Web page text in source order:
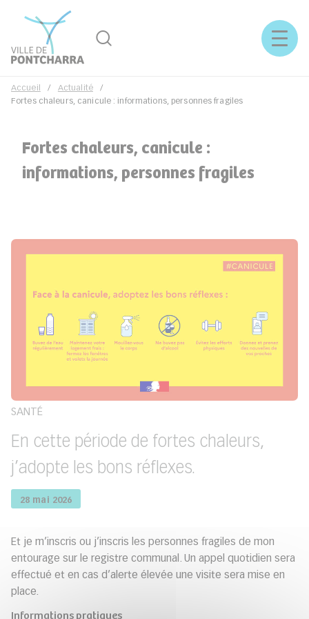
Menu
Rechercher
Accueil
Actualité
Fortes chaleurs, canicule : informations, personnes fragiles
Fortes chaleurs, canicule :
informations, personnes fragiles
SANTÉ
En cette période de fortes chaleurs,
j’adopte les bons réflexes.
28 mai 2026
Et je m’inscris ou j’inscris les personnes fragiles de mon
entourage sur le registre communal. Un appel quotidien sera
effectué et en cas d’alerte élevée une visite sera mise en
place.
Informations pratiques